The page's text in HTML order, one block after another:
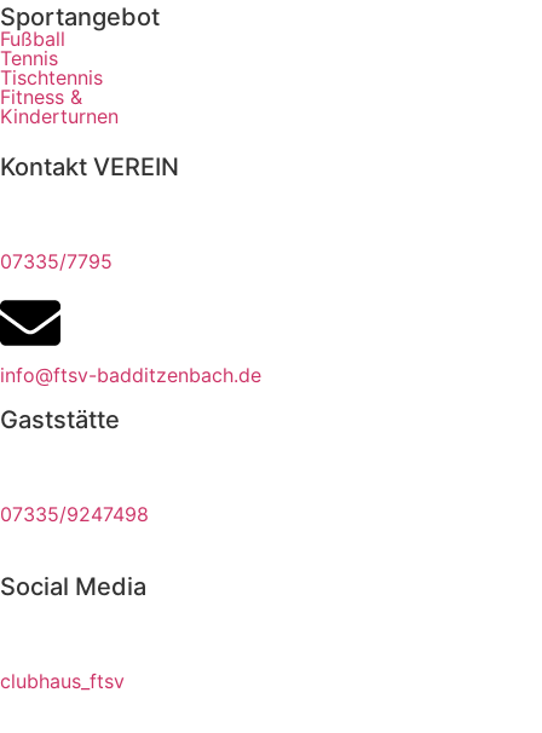
Sportangebot
Fußball
Tennis
Tischtennis
Fitness &
Kinderturnen
Kontakt VEREIN
07335/7795
info@ftsv-badditzenbach.de
Gaststätte
07335/9247498
Social Media
clubhaus_ftsv